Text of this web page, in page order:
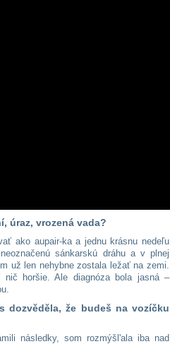
úraz, vrozená vada?
ako aupair-ka a jednu krásnu nedeľu
sánkarskú dráhu a v plnej
už len nehybne zostala ležať na zemi.
nič horšie. Ale diagnóza bola jasná –
že budeš na vozíčku
následky, som rozmýšl'ala iba nad